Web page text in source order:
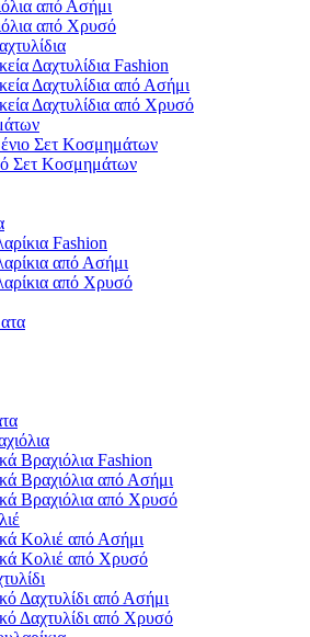
από Ασήμι
από Χρυσό
Δαχτυλίδια Fashion
Δαχτυλίδια από Ασήμι
Δαχτυλίδια από Χρυσό
Σετ Κοσμημάτων
Σετ Κοσμημάτων
Fashion
από Ασήμι
από Χρυσό
Βραχιόλια Fashion
Βραχιόλια από Ασήμι
Βραχιόλια από Χρυσό
Κολιέ από Ασήμι
Κολιέ από Χρυσό
Δαχτυλίδι από Ασήμι
Δαχτυλίδι από Χρυσό